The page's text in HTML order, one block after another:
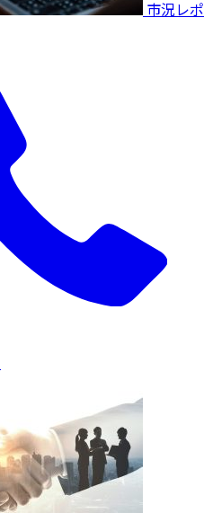
市況レポ